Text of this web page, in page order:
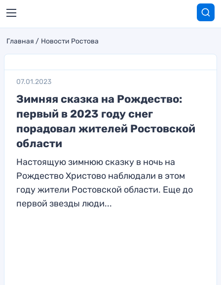
Главная Новости Ростова
07.01.2023
Зимняя сказка на Рождество:
первый в 2023 году снег
порадовал жителей Ростовской
области
Настоящую зимнюю сказку в ночь на
Рождество Христово наблюдали в этом
году жители Ростовской области. Еще до
первой звезды люди...